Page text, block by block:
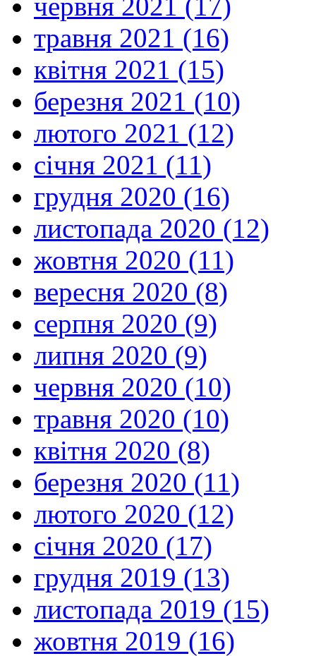
травня 2021 (16)
квітня 2021 (15)
березня 2021 (10)
лютого 2021 (12)
січня 2021 (11)
грудня 2020 (16)
листопада 2020 (12)
жовтня 2020 (11)
вересня 2020 (8)
серпня 2020 (9)
липня 2020 (9)
червня 2020 (10)
травня 2020 (10)
квітня 2020 (8)
березня 2020 (11)
лютого 2020 (12)
січня 2020 (17)
грудня 2019 (13)
листопада 2019 (15)
жовтня 2019 (16)